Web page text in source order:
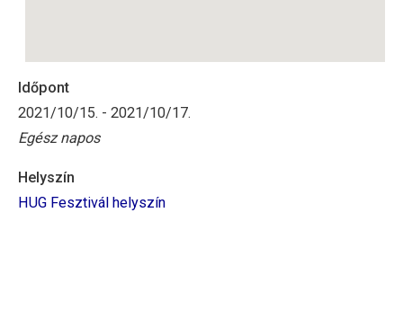
Időpont
2021/10/15. - 2021/10/17.
Egész napos
Helyszín
HUG Fesztivál helyszín